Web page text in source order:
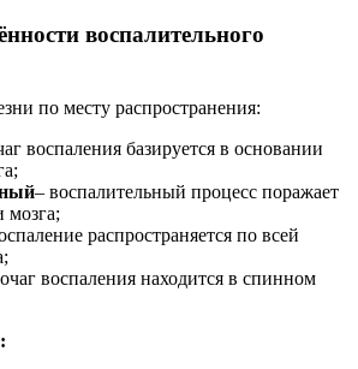
воспалительного
по месту распространения:
воспаления базируется в основании
– воспалительный процесс поражает
мозга;
распространяется по всей
воспаления находится в спинном